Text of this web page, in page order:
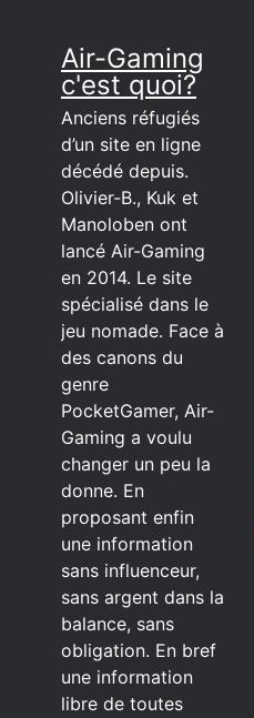
Air-Gaming
c'est quoi?
Anciens réfugiés
d’un site en ligne
décédé depuis.
Olivier-B., Kuk et
Manoloben ont
lancé Air-Gaming
en 2014. Le site
spécialisé dans le
jeu nomade. Face à
des canons du
genre
PocketGamer, Air-
Gaming a voulu
changer un peu la
donne. En
proposant enfin
une information
sans influenceur,
sans argent dans la
balance, sans
obligation. En bref
une information
libre de toutes